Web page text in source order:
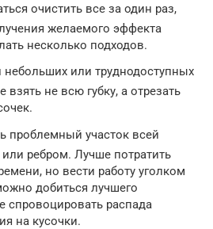
очистить все за один раз,
желаемого эффекта
несколько подходов.
небольших или труднодоступных
взять не всю губку, а отрезать
проблемный участок всей
ребром. Лучше потратить
но вести работу уголком
добиться лучшего
спровоцировать распада
на кусочки.